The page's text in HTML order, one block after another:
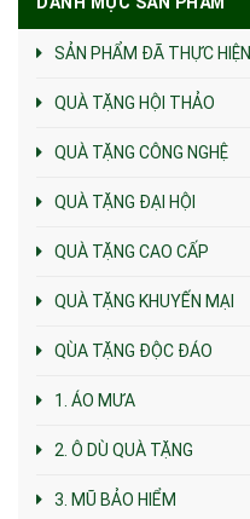
SẢN PHẨM ĐÃ THỰC HIỆN
QUÀ TẶNG HỘI THẢO
QUÀ TẶNG CÔNG NGHỆ
QUÀ TẶNG ĐẠI HỘI
QUÀ TẶNG CAO CẤP
QUÀ TẶNG KHUYẾN MẠI
QÙA TẶNG ĐỘC ĐÁO
1. ÁO MƯA
2. Ô DÙ QUÀ TẶNG
3. MŨ BẢO HIỂM